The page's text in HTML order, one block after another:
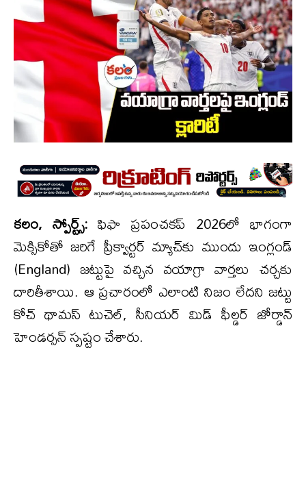
కలం, స్పోర్ట్స్: ఫిఫా ప్రపంచకప్ 2026లో భాగంగా
మెక్సికోతో జరిగే ప్రీక్వార్టర్ మ్యాచ్‌కు ముందు ఇంగ్లండ్
(England) జట్టుపై వచ్చిన వయాగ్రా వార్తలు చర్చకు
దారితీశాయి. ఆ ప్రచారంలో ఎలాంటి నిజం లేదని జట్టు
కోచ్ థామస్ టుచెల్, సీనియర్ మిడ్‌ ఫీల్డర్ జోర్డాన్
హెండర్సన్ స్పష్టం చేశారు.